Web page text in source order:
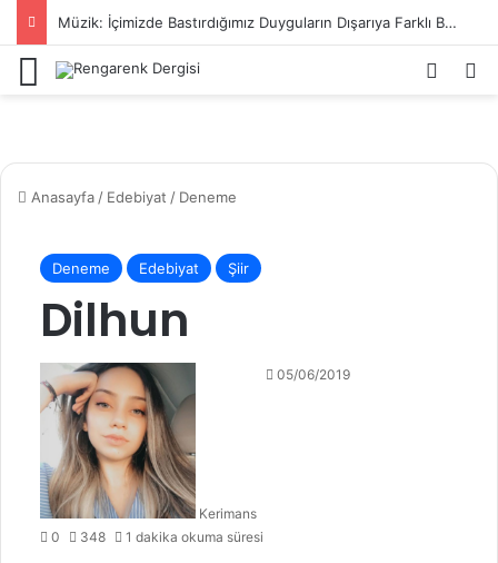
Müzik: İçimizde Bastırdığımız Duyguların Dışarıya Farklı Bir Yansıması Mıdır?
Menü Kayıt
Anasayfa / Edebiyat / Deneme
Deneme Edebiyat Şiir
Dilhun
Kerimans
05/06/2019
0 348 1 dakika okuma süresi